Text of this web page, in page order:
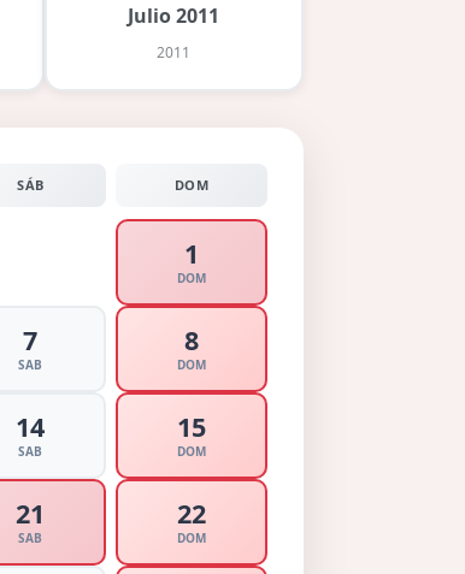
Julio 2011
2011
SÁB DOM
1
DOM
7
SAB
8
DOM
14
SAB
15
DOM
21
SAB
22
DOM